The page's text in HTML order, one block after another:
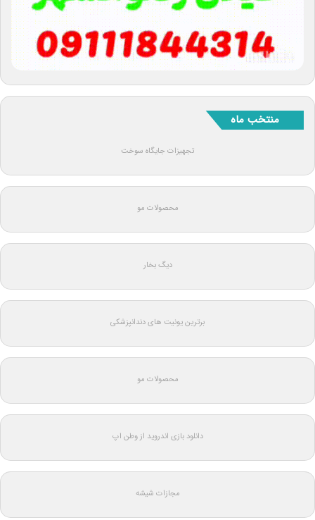
منتخب ماه
تجهیزات جایگاه سوخت
محصولات مو
دیگ بخار
برترین یونیت های دندانپزشکی
محصولات مو
دانلود بازی اندروید از وطن اپ
مجازات شیشه